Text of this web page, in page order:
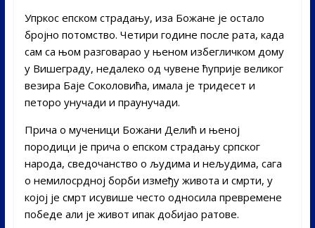
Упркос епском страдању, иза Божане је остало
бројно потомство. Четири године после рата, када
сам са њом разговарао у њеном избегличком дому
у Вишеграду, недалеко од чувене ћуприје великог
везира Баје Соколовића, имала је тридесет и
петоро унучади и праунучади.
Прича о мученици Божани Делић и њеној
породици је прича о епском страдању српског
народа, сведочанство о људима и нељудима, сага
о немилосрдној борби између живота и смрти, у
којој је смрт исувише често односила превремене
победе али је живот ипак добијао ратове.